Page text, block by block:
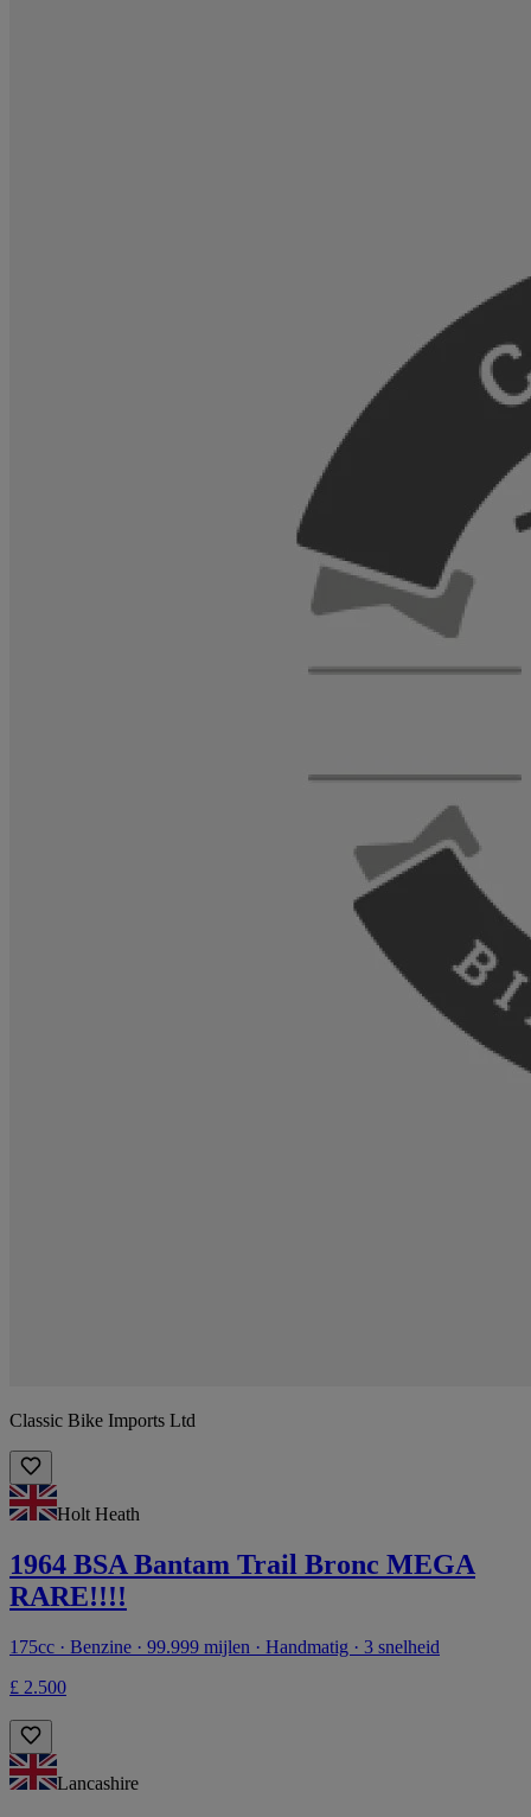
Classic Bike Imports Ltd
Holt Heath
1964 BSA Bantam Trail Bronc MEGA
RARE!!!!
175cc · Benzine · 99.999 mijlen · Handmatig · 3 snelheid
£ 2.500
Lancashire